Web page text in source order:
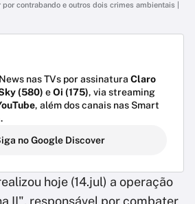
contrabando e outros dois crimes ambientais |
nas TVs por assinatura Claro
(580) eOi (175), via streaming
, além dos canais nas Smart
.
no Google Discover
hoje (14.jul) a operação